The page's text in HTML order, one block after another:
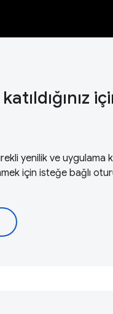
yenilik ve uygulama
için isteğe bağlı